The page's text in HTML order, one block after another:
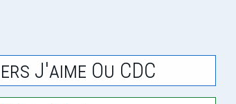
J'aime Ou CDC